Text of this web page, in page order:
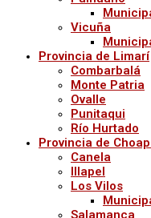
Vicuña
Provincia de Limarí
Combarbalá
Monte Patria
Ovalle
Punitaqui
Río Hurtado
Provincia de
Canela
Illapel
Los Vilos
Salamanca